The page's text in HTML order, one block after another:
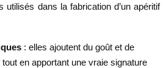
utilisés dans la fabrication d’un apéritif
: elles ajoutent du goût et de
tout en apportant une vraie signature